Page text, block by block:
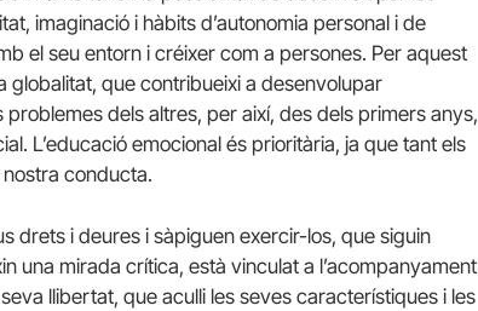
imaginació i hàbits d’autonomia personal i de
el seu entorn i créixer com a persones. Per aquest
globalitat, que contribueixi a desenvolupar
problemes dels altres, per així, des dels primers anys,
L’educació emocional és prioritària, ja que tant els
conducta.
drets i deures i sàpiguen exercir-los, que siguin
una mirada crítica, està vinculat a l’acompanyament
llibertat, que aculli les seves característiques i les